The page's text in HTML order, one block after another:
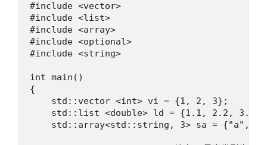
#include <vector>
#include <list>
#include <array>
#include <optional>
#include <string>
int main()
{
    std::vector <int> vi = {1, 2, 3};
    std::list <double> ld = {1.1, 2.2, 3.3};
std::array<std::string, 3> sa = {"a",